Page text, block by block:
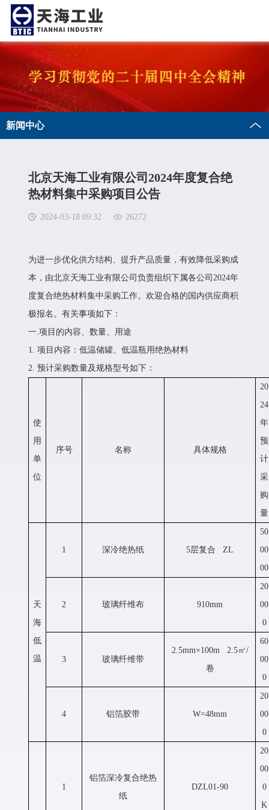
新闻中心
北京天海工业有限公司2024年度复合绝
热材料集中采购项目公告
2024-03-18 09:32 26272
为进一步优化供方结构、提升产品质量，有效降低采购成
本，由北京天海工业有限公司负责组织下属各公司2024年
度复合绝热材料集中采购工作。欢迎合格的国内供应商积
极报名。有关事项如下：
一.项目的内容、数量、用途
1. 项目内容：低温储罐、低温瓶用绝热材料
2. 预计采购数量及规格型号如下：
使
用
单
位
序号 名称 具体规格
20
24
年
预
计
采
购
量
天
海
低
温
1 深冷绝热纸 5层复合 ZL
50
00
00
2 玻璃纤维布 910mm
20
00
0
3 玻璃纤维带
2.5mm×100m 2.5㎡/
卷
60
00
0
4 铝箔胶带 W=48mm
20
00
0
1
铝箔深冷复合绝热
纸
DZL01-90
20
00
0
K